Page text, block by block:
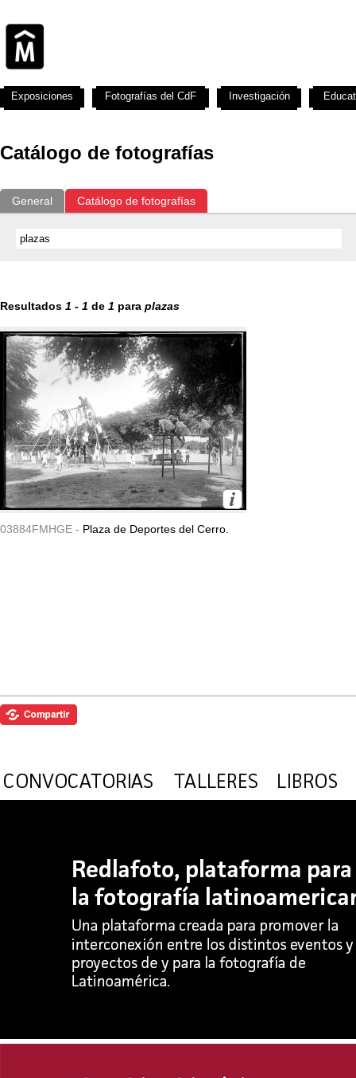
Catálogo de fotografías
General Catálogo de fotografías
Resultados 1 - 1 de 1 para plazas
03884FMHGE - Plaza de Deportes del Cerro.
Exposiciones Fotografías del CdF Investigación